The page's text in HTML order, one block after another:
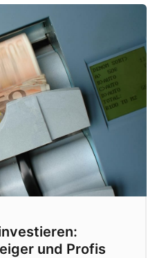
und Profis